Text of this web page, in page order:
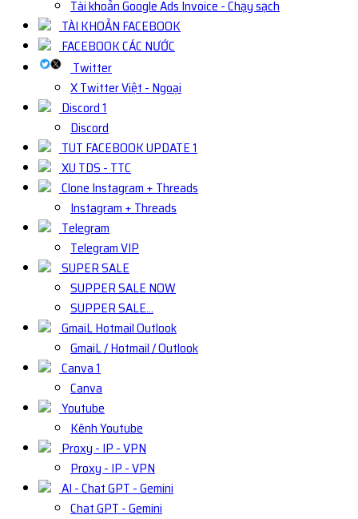
Tài khoản Google Ads Invoice - Chạy sạch
TÀI KHOẢN FACEBOOK
FACEBOOK CÁC NƯỚC
Twitter
X Twitter Việt - Ngoại
Discord 1
Discord
TUT FACEBOOK UPDATE 1
XU TDS - TTC
Clone Instagram + Threads
Instagram + Threads
Telegram
Telegram VIP
SUPER SALE
SUPPER SALE NOW
SUPPER SALE...
GmaiL Hotmail Outlook
GmaiL / Hotmail / Outlook
Canva 1
Canva
Youtube
Kênh Youtube
Proxy - IP - VPN
Proxy - IP - VPN
AI - Chat GPT - Gemini
Chat GPT - Gemini